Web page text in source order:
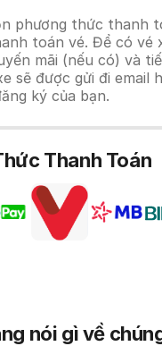
phương thức thanh
toán vé. Để có vé
mãi (nếu có) và
sẽ được gửi đi email
ký của bạn.
Thanh Toán
nói gì về